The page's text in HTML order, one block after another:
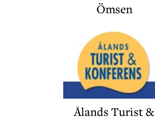
Ömsen
Ålands Turist &